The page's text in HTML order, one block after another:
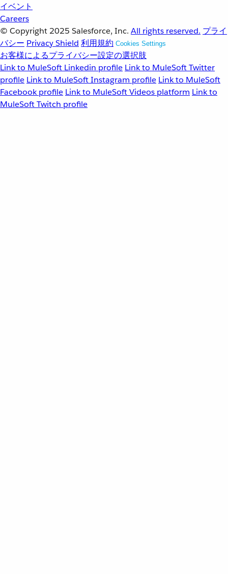
イベント
Careers
© Copyright 2025 Salesforce, Inc. All rights reserved. プライ
バシー Privacy Shield 利用規約 Cookies Settings
お客様によるプライバシー設定の選択肢
Link to MuleSoft Linkedin profile Link to MuleSoft Twitter
profile Link to MuleSoft Instagram profile Link to MuleSoft
Facebook profile Link to MuleSoft Videos platform Link to
MuleSoft Twitch profile